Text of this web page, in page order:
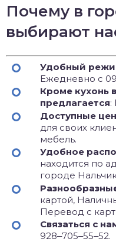
Почему в
выбирают
Удобный
Ежедневно с
Кроме кухонь
предлагается:
Доступные
для своих
мебель.
Удобное
находится по
городе
картой,
Перевод с
Связаться с
928‒705‒55‒52.